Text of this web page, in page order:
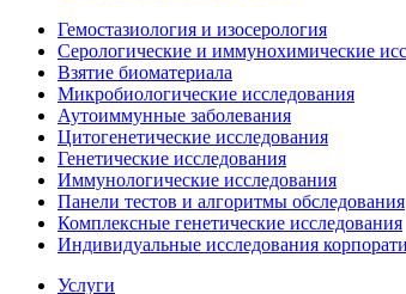
Гемостазиология и изосерология
Серологические и иммунохимические
Взятие биоматериала
Микробиологические исследования
Аутоиммунные заболевания
Цитогенетические исследования
Генетические исследования
Иммунологические исследования
Панели тестов и алгоритмы обследования
Комплексные генетические исследования
Индивидуальные исследования
Услуги